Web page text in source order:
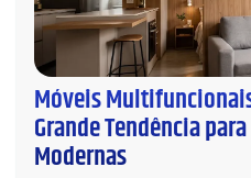
Móveis
Grande Tendência
Modernas